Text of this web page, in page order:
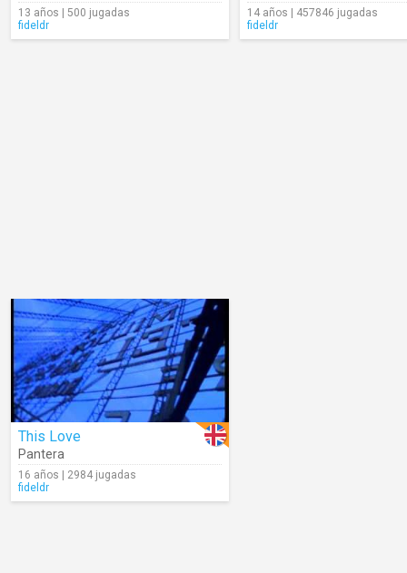
13 años | 500 jugadas
fideldr
14 años | 457846 jugadas
fideldr
This Love
Pantera
16 años | 2984 jugadas
fideldr